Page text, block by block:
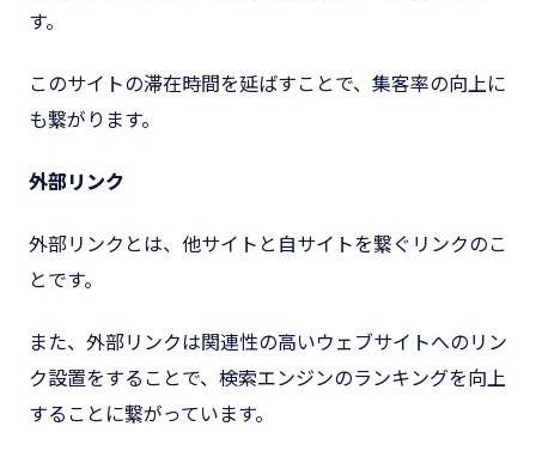
す。
このサイトの滞在時間を延ばすことで、集客率の向上に
も繋がります。
外部リンク
外部リンクとは、他サイトと自サイトを繋ぐリンクのこ
とです。
また、外部リンクは関連性の高いウェブサイトへのリン
ク設置をすることで、検索エンジンのランキングを向上
することに繋がっています。